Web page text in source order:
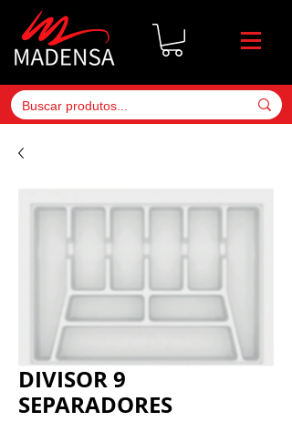
DIVISOR 9
SEPARADORES